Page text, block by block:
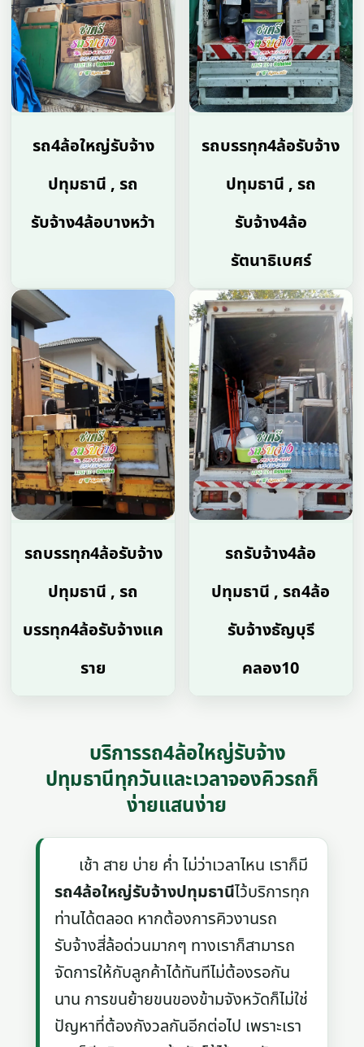
รถ4ล้อใหญ่รับจ้าง
ปทุมธานี , รถ
รับจ้าง4ล้อบางหว้า
รถบรรทุก4ล้อรับจ้าง
ปทุมธานี , รถ
รับจ้าง4ล้อ
รัตนาธิเบศร์
รถบรรทุก4ล้อรับจ้าง
ปทุมธานี , รถ
บรรทุก4ล้อรับจ้างแค
ราย
รถรับจ้าง4ล้อ
ปทุมธานี , รถ4ล้อ
รับจ้างธัญบุรี
คลอง10
บริการรถ4ล้อใหญ่รับจ้าง
ปทุมธานีทุกวันและเวลาจองคิวรถก็
ง่ายแสนง่าย
เช้า สาย บ่าย ค่ำ ไม่ว่าเวลาไหน เราก็มี
รถ4ล้อใหญ่รับจ้างปทุมธานีไว้บริการทุก
ท่านได้ตลอด หากต้องการคิวงานรถ
รับจ้างสี่ล้อด่วนมากๆ ทางเราก็สามารถ
จัดการให้กับลูกค้าได้ทันทีไม่ต้องรอกัน
นาน การขนย้ายขนของข้ามจังหวัดก็ไม่ใช่
ปัญหาที่ต้องกังวลกันอีกต่อไป เพราะเรา